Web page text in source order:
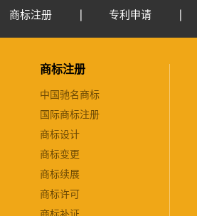
商标注册 专利申请
商标注册
中国驰名商标
国际商标注册
商标设计
商标变更
商标续展
商标许可